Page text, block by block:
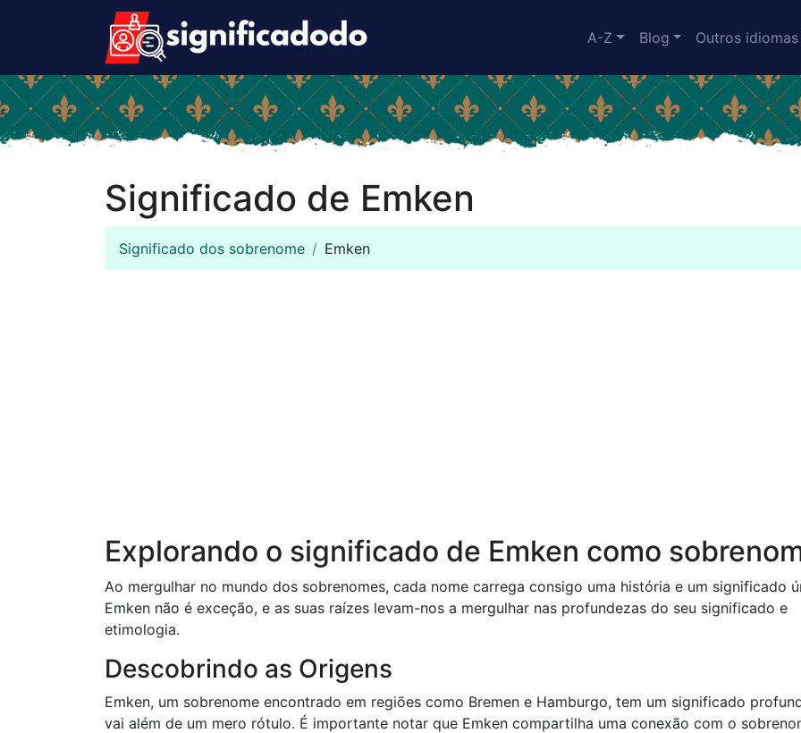
A-Z Blog Outros idiomas
Significado de Emken
Significado dos sobrenome Emken
Explorando o significado de Emken como
Ao mergulhar no mundo dos sobrenomes, cada nome carrega consigo uma história e um significado
Emken não é exceção, e as suas raízes levam-nos a mergulhar nas profundezas do seu significado e
etimologia.
Descobrindo as Origens
Emken, um sobrenome encontrado em regiões como Bremen e Hamburgo, tem um significado
vai além de um mero rótulo. É importante notar que Emken compartilha uma conexão com o